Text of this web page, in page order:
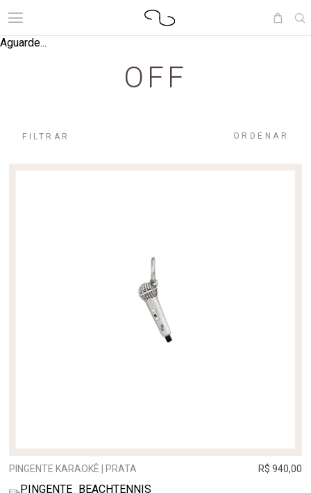
Aguarde...
OFF
FILTRAR ORDENAR
PINGENTE KARAOKÊ | PRATA R$ 940,00